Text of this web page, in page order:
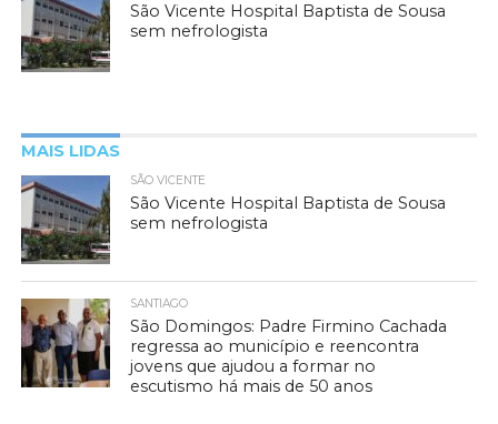
São Vicente Hospital Baptista de Sousa
sem nefrologista
MAIS LIDAS
SÃO VICENTE
São Vicente Hospital Baptista de Sousa
sem nefrologista
SANTIAGO
São Domingos: Padre Firmino Cachada
regressa ao município e reencontra
jovens que ajudou a formar no
escutismo há mais de 50 anos